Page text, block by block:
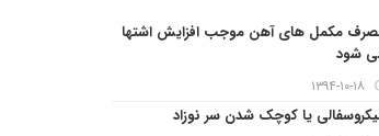
مکمل های آهن موجب افزایش اشتها
شود
۱۳۹۴-۱۰-۱۸
یا کوچک شدن سر نوزاد